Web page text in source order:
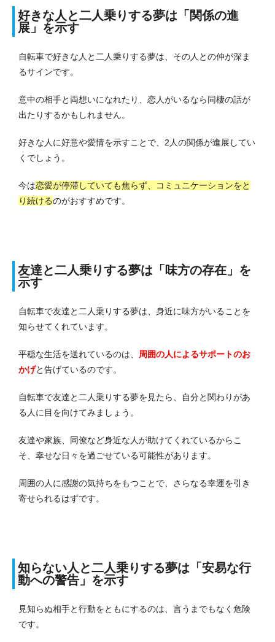
好きな人と二人乗りする夢は「関係の進
展」を示す
自転車で好きな人と二人乗りする夢は、その人との仲が深ま
るサインです。
意中の相手と両想いになれたり、恋人がいるなら同棲の話が
出たりするかもしれません。
好きな人に好意や愛情を示すことで、2人の関係が進展してい
くでしょう。
今は恋愛が停滞していても焦らず、コミュニケーションをと
り続けるのがおすすめです。
友達と二人乗りする夢は「味方の存在」を
示す
自転車で友達と二人乗りする夢は、身近に味方がいることを
知らせてくれています。
平穏な生活を送れているのは、 周囲の人によるサポートのお
かげと告げているのです。
自転車で友達と二人乗りする夢を見たら、自分と関わりがあ
る人に目を向けてみましょう。
友達や家族、同僚など身近な人が助けてくれているからこ
そ、幸せな日々を過ごせている可能性があります。
周囲の人に感謝の気持ちをもつことで、さらなる幸運を引き
寄せられるはずです。
知らない人と二人乗りする夢は「安易な行
動への警告」を示す
見知らぬ相手と行動をともにするのは、言うまでもなく危険
です。